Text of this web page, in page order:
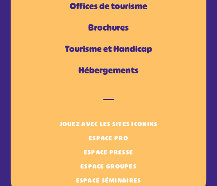
Offices de tourisme
Brochures
Tourisme et Handicap
Hébergements
JOUEZ AVEC LES SITES ICONIKS
ESPACE PRO
ESPACE PRESSE
ESPACE GROUPES
ESPACE SÉMINAIRES